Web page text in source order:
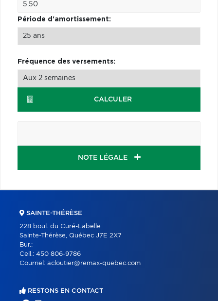
Période d'amortissement:
Fréquence des versements:
CALCULER
NOTE LÉGALE
SAINTE-THÉRÈSE
228 boul. du Curé-Labelle
Sainte-Thérèse, Québec J7E 2X7
Bur.:
Cell.: 450 806-9786
Courriel: acloutier@remax-quebec.com
RESTONS EN CONTACT